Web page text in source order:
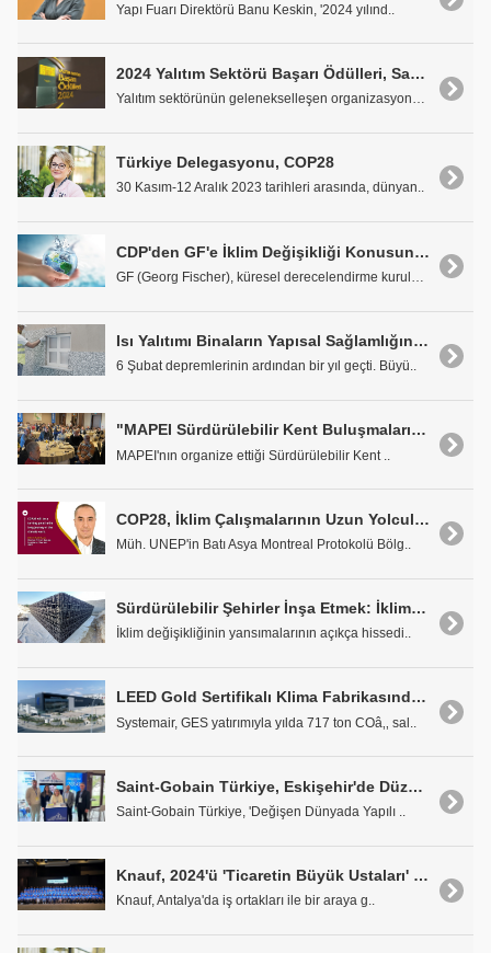
Yapı Fuarı Direktörü Banu Keskin, '2024 yılınd..
2024 Yalıtım Sektörü Başarı Ödülleri, Sahiplerini Buldu
Yalıtım sektörünün gelenekselleşen organizasyonu Y..
Türkiye Delegasyonu, COP28
30 Kasım-12 Aralık 2023 tarihleri arasında, dünyan..
CDP'den GF'e İklim Değişikliği Konusunda "A" Notu
Isı Yalıtımı Binaların Yapısal Sağlamlığını Koruyor
6 Şubat depremlerinin ardından bir yıl geçti. Büyü..
"MAPEI Sürdürülebilir Kent Buluşmaları"nın 6.'sı Antalya'da Gerçekleştirildi
MAPEI'nın organize ettiği Sürdürülebilir Kent ..
COP28, İklim Çalışmalarının Uzun Yolculuğunda Bir Dönüm Noktası Olacak
Müh. UNEP'in Batı Asya Montreal Protokolü Bölg..
Sürdürülebilir Şehirler İnşa Etmek: İklim Değişikliği ve Enerji Kriziyle Yüzleşmek
İklim değişikliğinin yansımalarının açıkça hissedi..
LEED Gold Sertifikalı Klima Fabrikasından 880 bin Euro'luk GES Yatırımı
Systemair, GES yatırımıyla yılda 717 ton COâ‚‚ sal..
Saint-Gobain Türkiye, Eskişehir'de Düzenlenen 6. Ulusal Yapı Kongresi ve Sergisi'ne Katıldı
Saint-Gobain Türkiye, 'Değişen Dünyada Yapılı ..
Knauf, 2024'ü 'Ticaretin Büyük Ustaları' Buluşmasıyla Karşıladı
Knauf, Antalya'da iş ortakları ile bir araya g..